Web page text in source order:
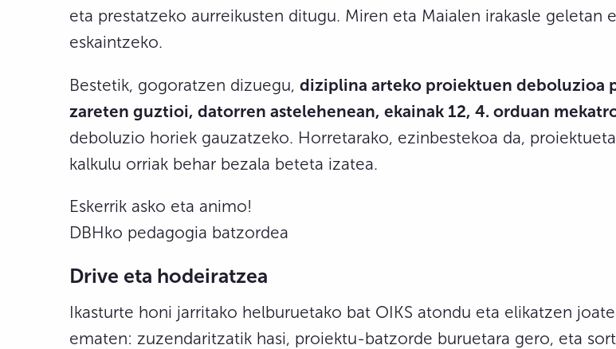
eta prestatzeko aurreikusten ditugu. Miren eta Maialen irakasle
eskaintzeko.
Bestetik, gogoratzen dizuegu, diziplina arteko proiektuen deboluzioa
zareten guztioi, datorren astelehenean, ekainak 12, 4. orduan
deboluzio horiek gauzatzeko. Horretarako, ezinbestekoa da,
kalkulu orriak behar bezala beteta izatea.
Eskerrik asko eta animo!
DBHko pedagogia batzordea
Drive eta hodeiratzea
Ikasturte honi jarritako helburuetako bat OIKS atondu eta elikatzen
ematen: zuzendaritzatik hasi, proiektu-batzorde buruetara gero, eta